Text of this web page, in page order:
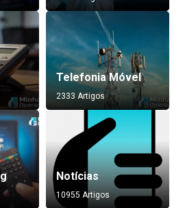
Telefonia Móvel
2333 Artigos
Notícias
10955 Artigos